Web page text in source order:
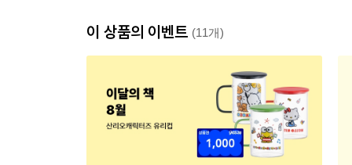
이 상품의 이벤트 (11개)